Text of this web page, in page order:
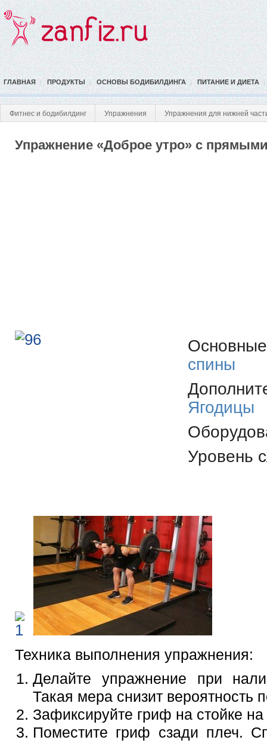
ГЛАВНАЯ ПРОДУКТЫ ОСНОВЫ БОДИБИЛДИНГА ПИТАНИЕ И ДИЕТА
Фитнес и бодибилдинг Упражнения Упражнения для нижней
Упражнение «Доброе утро» с
спины
Ягодицы
Уровень
Техника выполнения упражнения:
Делайте упражнение при
Такая мера снизит вероятность
Зафиксируйте гриф на стойке
Поместите гриф сзади плеч.